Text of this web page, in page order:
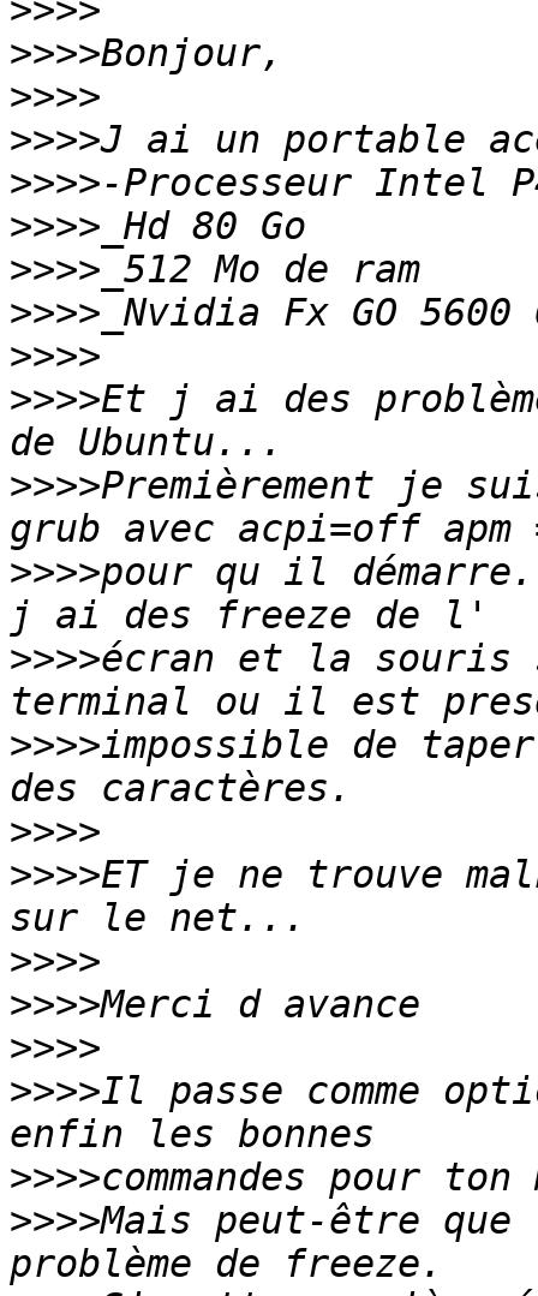
>>>>
>>>>
>>>>
>>>>
>>>>
>>>>
>>>>
>>>>
>>>>
>>>>Et j ai des
>>>>Premièrement je
>>>>pour qu il
>>>>écran et la souris
>>>>impossible de
>>>>
>>>>ET je ne trouve
>>>>
>>>>
>>>>
>>>>Il passe comme
>>>>
>>>>Mais peut-être que